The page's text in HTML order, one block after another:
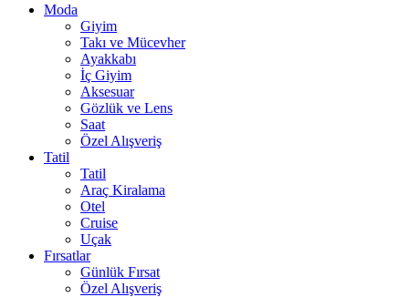
Moda
Giyim
Takı ve Mücevher
Ayakkabı
İç Giyim
Aksesuar
Gözlük ve Lens
Saat
Özel Alışveriş
Tatil
Tatil
Araç Kiralama
Otel
Cruise
Uçak
Fırsatlar
Günlük Fırsat
Özel Alışveriş